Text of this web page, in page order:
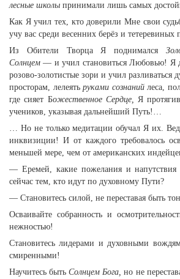
лесные школы принимали лишь самых
Как Я учил тех, кто доверили Мне свои
учу вас среди весенних берёз и тетеревиных
Из Обители Творца Я поднимался
Солнцем — и учил становиться Любовью! Я
розово-золотистые зори и учил разливаться
просторам, лелеять руками сознанийлеса,
где сияет Божественное Сердце, Я
учеников, указывая дальнейший Путь!…
… Но не только медитации обучал Я их.
инквизиции! И от каждого требовалось
меньшей мере, чем от американских
— Еремей, какие пожелания и напутствия
сейчас тем, кто идут по духовному Пути?
— Становитесь силой, не переставая быть
Осваивайте собранность и
нежностью!
Становитесь лидерами и духовными
смиренными!
Научитесь бытьСолнцем Бога, но не